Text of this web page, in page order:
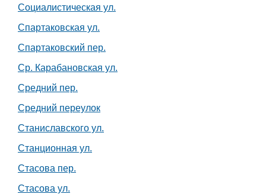
Социалистическая ул.
Спартаковская ул.
Спартаковский пер.
Ср. Карабановская ул.
Средний пер.
Средний переулок
Станиславского ул.
Станционная ул.
Стасова пер.
Стасова ул.